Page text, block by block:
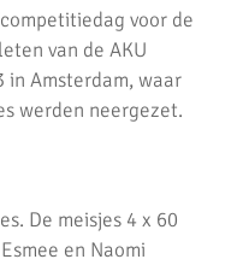
AKU
competitiedag voor de
van de AKU
in Amsterdam, waar
werden neergezet.
De meisjes 4 x 60
en Naomi